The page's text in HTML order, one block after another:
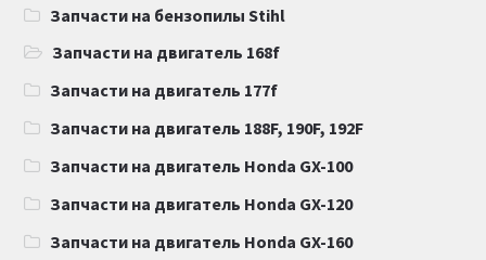
Запчасти на бензопилы Stihl
Запчасти на двигатель 168f
Запчасти на двигатель 177f
Запчасти на двигатель 188F, 190F, 192F
Запчасти на двигатель Honda GX-100
Запчасти на двигатель Honda GX-120
Запчасти на двигатель Honda GX-160